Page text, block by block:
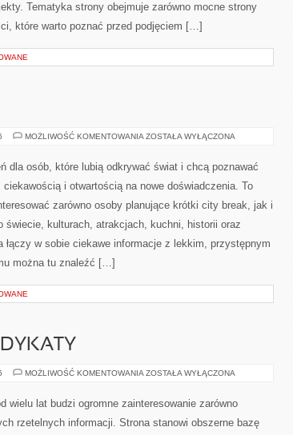
Tematyka strony obejmuje zarówno mocne strony
które warto poznać przed podjęciem […]
MOŻLIWOŚĆ KOMENTOWANIA POLSKA
ZOSTAŁA WYŁĄCZONA
dla osób, które lubią odkrywać świat i chcą poznawać
i otwartością na nowe doświadczenia. To
zarówno osoby planujące krótki city break, jak i
kulturach, atrakcjach, kuchni, historii oraz
łączy w sobie ciekawe informacje z lekkim, przystępnym
można tu znaleźć […]
MOŻLIWOŚĆ KOMENTOWANIA EUROPEJSKIE
ZOSTAŁA WYŁĄCZONA
wielu lat budzi ogromne zainteresowanie zarówno
rzetelnych informacji. Strona stanowi obszerne bazę